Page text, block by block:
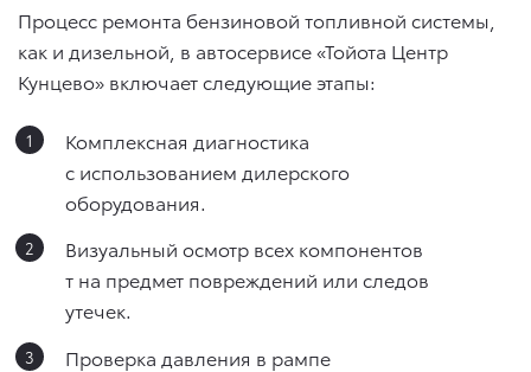
Процесс ремонта бензиновой топливной системы,
как и дизельной, в автосервисе «Тойота Центр
Кунцево» включает следующие этапы:
Комплексная диагностика
с использованием дилерского
оборудования.
Визуальный осмотр всех компонентов
т на предмет повреждений или следов
утечек.
Проверка давления в рампе